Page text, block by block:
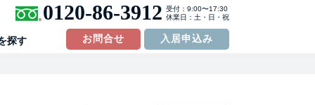
0120-86-3912 受付：9:00〜17:30
休業日：土・日・祝
探す お問合せ 入居申込み